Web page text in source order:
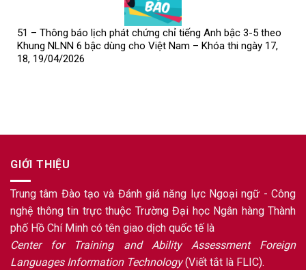
51 – Thông báo lịch phát chứng chỉ tiếng Anh bậc 3-5 theo
Khung NLNN 6 bậc dùng cho Việt Nam – Khóa thi ngày 17,
18, 19/04/2026
GIỚI THIỆU
Trung tâm Đào tạo và Đánh giá năng lực Ngoại ngữ - Công
nghệ thông tin trực thuộc Trường Đại học Ngân hàng Thành
phố Hồ Chí Minh có tên giao dịch quốc tế là
Center for Training and Ability Assessment Foreign
Languages Information Technology(Viết tắt là FLIC).